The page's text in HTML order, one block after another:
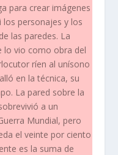
para crear imágenes
los personajes y los
las paredes. La
lo vio como obra del
ríen al unísono
en la técnica, su
La pared sobre la
a un
Mundial, pero
el veinte por ciento
es la suma de